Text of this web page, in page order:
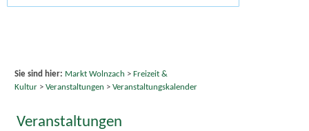
Sie sind hier: Markt Wolnzach > Freizeit &
Kultur> Veranstaltungen > Veranstaltungskalender
Veranstaltungen